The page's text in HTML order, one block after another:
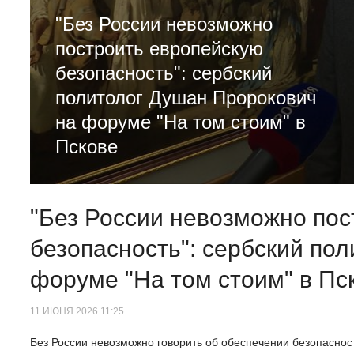
"Без России невозможно
построить европейскую
безопасность": сербский
политолог Душан Пророкович
на форуме "На том стоим" в
Пскове
"Без России невозможно
безопасность": сербский
форуме "На том стоим" в
11 ИЮНЯ 2026 11:25
Без России невозможно говорить об обеспечении